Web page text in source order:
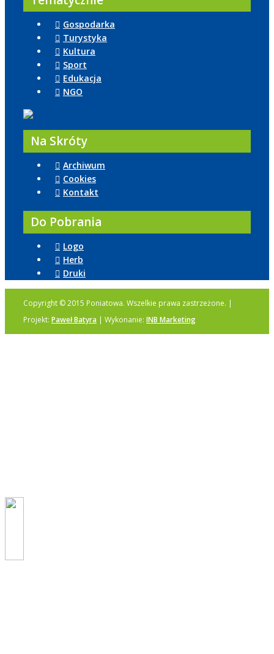
Gospodarka
Turystyka
Kultura
Sport
Edukacja
NGO
Na Skróty
Archiwum
Cookies
Kontakt
Do Pobrania
Logo
Herb
Druki
Copyright © 2015 Poniatowa. Wszelkie prawa zastrzeżone. |
Projekt: Paweł Batyra | Wykonanie: INB Marketing